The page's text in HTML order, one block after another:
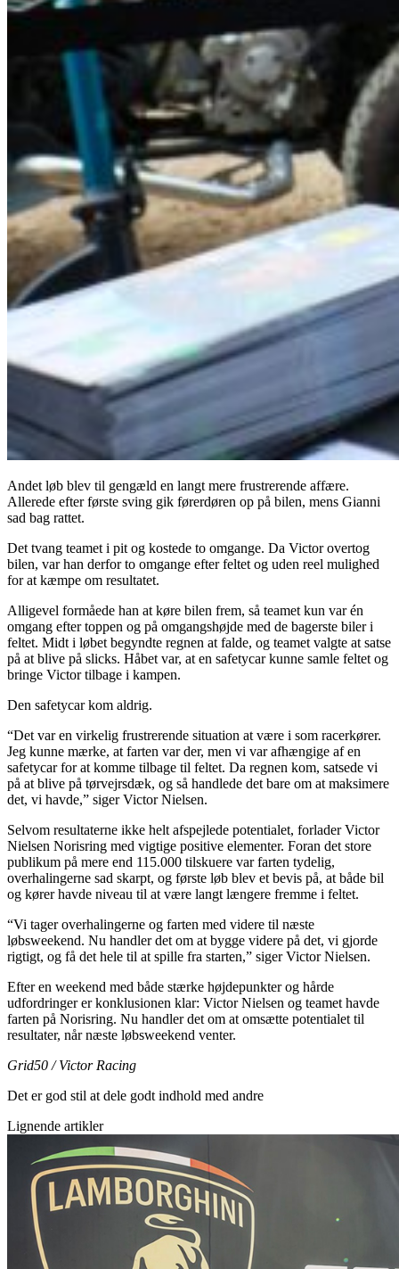
Andet løb blev til gengæld en langt mere frustrerende affære.
Allerede efter første sving gik førerdøren op på bilen, mens Gianni
sad bag rattet.
Det tvang teamet i pit og kostede to omgange. Da Victor overtog
bilen, var han derfor to omgange efter feltet og uden reel mulighed
for at kæmpe om resultatet.
Alligevel formåede han at køre bilen frem, så teamet kun var én
omgang efter toppen og på omgangshøjde med de bagerste biler i
feltet. Midt i løbet begyndte regnen at falde, og teamet valgte at satse
på at blive på slicks. Håbet var, at en safetycar kunne samle feltet og
bringe Victor tilbage i kampen.
Den safetycar kom aldrig.
“Det var en virkelig frustrerende situation at være i som racerkører.
Jeg kunne mærke, at farten var der, men vi var afhængige af en
safetycar for at komme tilbage til feltet. Da regnen kom, satsede vi
på at blive på tørvejrsdæk, og så handlede det bare om at maksimere
det, vi havde,” siger Victor Nielsen.
Selvom resultaterne ikke helt afspejlede potentialet, forlader Victor
Nielsen Norisring med vigtige positive elementer. Foran det store
publikum på mere end 115.000 tilskuere var farten tydelig,
overhalingerne sad skarpt, og første løb blev et bevis på, at både bil
og kører havde niveau til at være langt længere fremme i feltet.
“Vi tager overhalingerne og farten med videre til næste
løbsweekend. Nu handler det om at bygge videre på det, vi gjorde
rigtigt, og få det hele til at spille fra starten,” siger Victor Nielsen.
Efter en weekend med både stærke højdepunkter og hårde
udfordringer er konklusionen klar: Victor Nielsen og teamet havde
farten på Norisring. Nu handler det om at omsætte potentialet til
resultater, når næste løbsweekend venter.
Grid50 / Victor Racing
Det er god stil at dele godt indhold med andre
Lignende artikler